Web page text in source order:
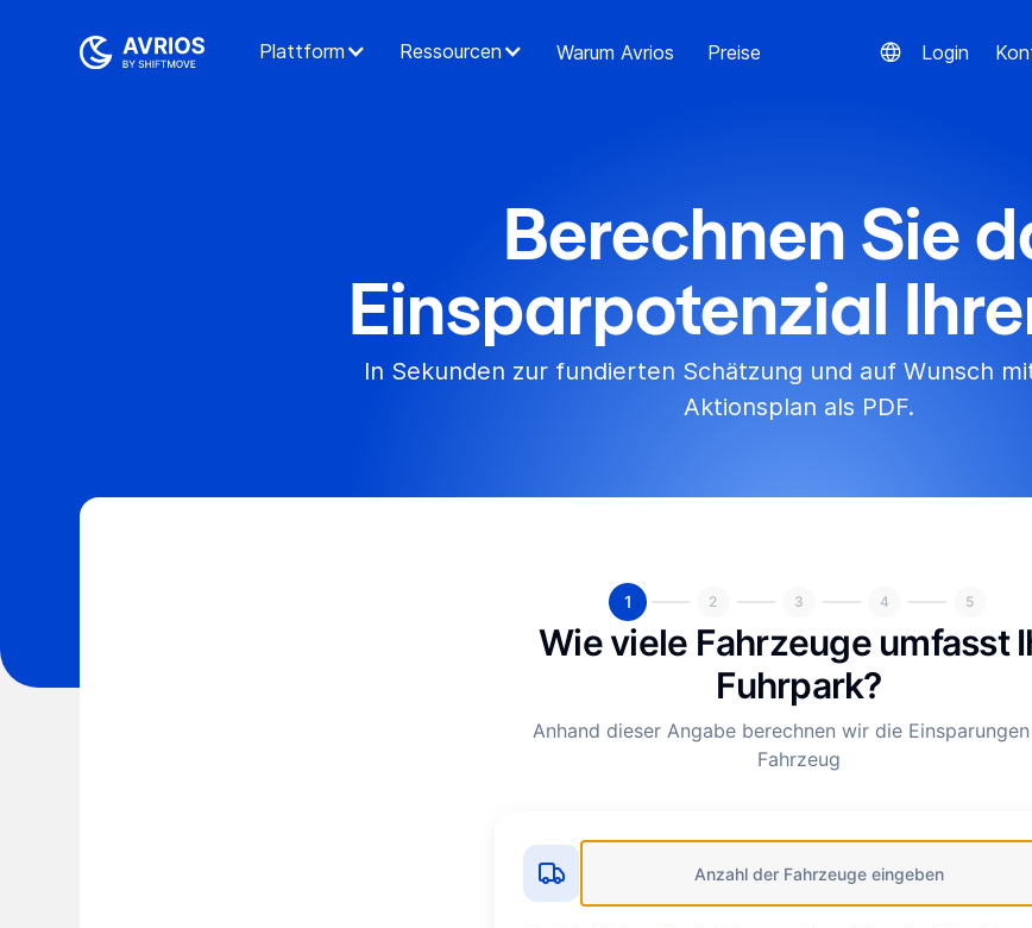
Plattform Ressourcen Warum Avrios Preise Login
Berechnen Sie
Einsparpotenzial
In Sekunden zur fundierten Schätzung und auf Wunsch
Aktionsplan als PDF.